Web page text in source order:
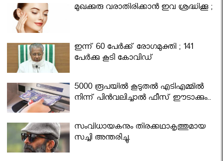
മുഖക്കുരു വരാതിരിക്കാന്‍ ഇവ ശ്രദ്ധിക്കൂ ;
ഇന്ന് 60 പേർക്ക് രോഗമുക്തി ; 141
പേര്‍ക്കു കൂടി കോവിഡ്
5000 രൂപയിൽ കൂടുതൽ എടിഎമ്മിൽ
നിന്ന് പിൻവലിച്ചാൽ ഫീസ് ഈടാക്കും..
സംവിധായകനും തിരക്കഥാകൃത്തുമായ
സച്ചി അന്തരിച്ചു.